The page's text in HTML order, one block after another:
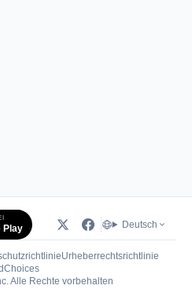
Play Deutsch
Urheberrechtsrichtlinie
(öffnet in neuem Tab)
Alle Rechte vorbehalten